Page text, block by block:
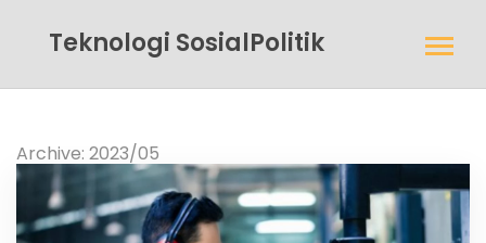
Teknologi SosialPolitik
Archive: 2023/05